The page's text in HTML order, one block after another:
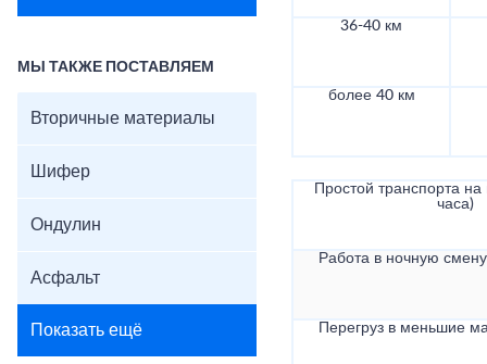
МЫ ТАКЖЕ ПОСТАВЛЯЕМ
Вторичные материалы
Шифер
Ондулин
Асфальт
Показать ещё
36-40 км
более 40 км
Простой транспорта на
часа)
Работа в ночную
Перегруз в меньшие